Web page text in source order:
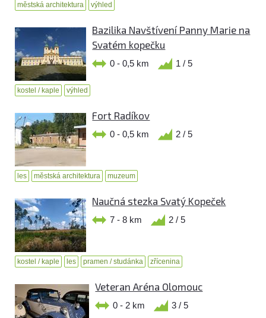
městská architektura výhled
Bazilika Navštívení Panny Marie na
Svatém kopečku
0 - 0,5 km 1 / 5
kostel / kaple výhled
Fort Radíkov
0 - 0,5 km 2 / 5
les městská architektura muzeum
Naučná stezka Svatý Kopeček
7 - 8 km 2 / 5
kostel / kaple les pramen / studánka zřícenina
Veteran Aréna Olomouc
0 - 2 km 3 / 5